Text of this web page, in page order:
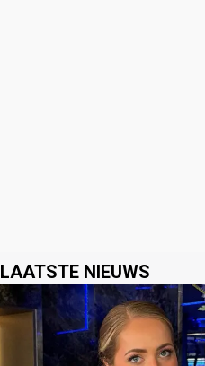
LAATSTE NIEUWS